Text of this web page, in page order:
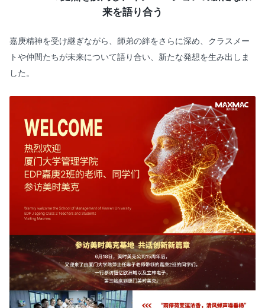
来を語り合う
嘉庚精神を受け継ぎながら、師弟の絆をさらに深め、クラスメー
トや仲間たちが未来について語り合い、新たな発想を生み出しま
した。